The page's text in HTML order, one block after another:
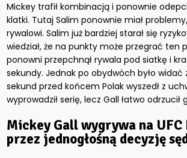
Mickey trafił kombinacją i ponownie
klatki. Tutaj Salim ponownie miał
rywalowi. Salim już bardziej starał się
wiedział, że na punkty może przegrać ten
ponowni przepchnął rywala pod siatkę i
sekundy. Jednak po obydwóch było widać
sekund przed końcem Polak wyszedł z
wyprowadził serię, lecz Gall łatwo odrzucił
Mickey Gall wygrywa na
przez jednogłośną decyzję